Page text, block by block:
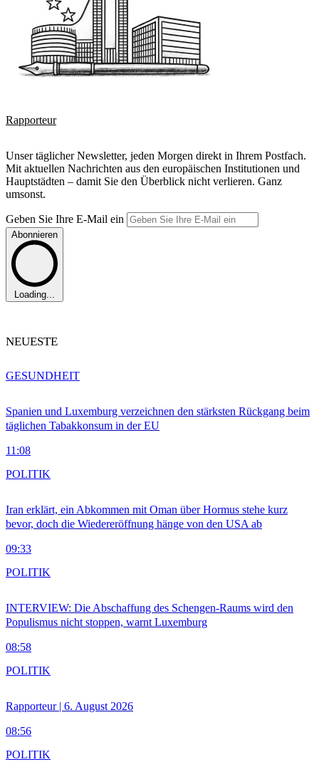
Rapporteur
Unser täglicher Newsletter, jeden Morgen direkt in Ihrem Postfach.
Mit aktuellen Nachrichten aus den europäischen Institutionen und
Hauptstädten – damit Sie den Überblick nicht verlieren. Ganz
umsonst.
Geben Sie Ihre E-Mail ein
Abonnieren
Loading...
NEUESTE
Spanien und Luxemburg verzeichnen den stärksten Rückgang beim
täglichen Tabakkonsum in der EU
11:08
GESUNDHEIT
Iran erklärt, ein Abkommen mit Oman über Hormus stehe kurz
bevor, doch die Wiedereröffnung hänge von den USA ab
09:33
POLITIK
INTERVIEW: Die Abschaffung des Schengen-Raums wird den
Populismus nicht stoppen, warnt Luxemburg
08:58
POLITIK
Rapporteur | 6. August 2026
08:56
POLITIK
POLITIK